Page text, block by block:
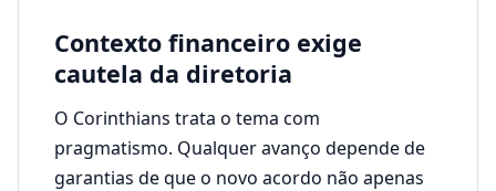
Contexto financeiro exige
cautela da diretoria
O Corinthians trata o tema com
pragmatismo. Qualquer avanço depende de
garantias de que o novo acordo não apenas